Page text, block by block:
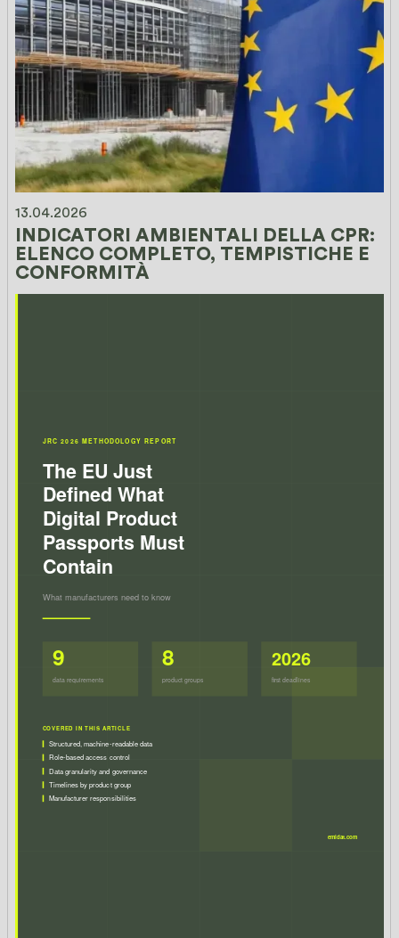
13.04.2026
INDICATORI AMBIENTALI DELLA CPR:
ELENCO COMPLETO, TEMPISTICHE E
CONFORMITÀ